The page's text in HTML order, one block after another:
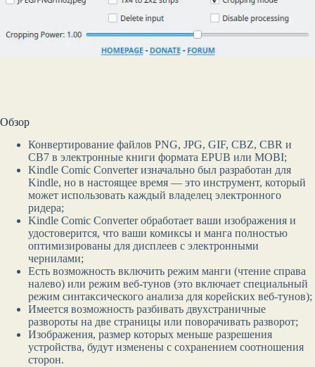
Обзор
Конвертирование файлов PNG, JPG, GIF, CBZ, CBR и
CB7 в электронные книги формата EPUB или MOBI;
Kindle Comic Converter изначально был разработан для
Kindle, но в настоящее время — это инструмент, который
может использовать каждый владелец электронного
ридера;
Kindle Comic Converter обработает ваши изображения и
удостоверится, что ваши комиксы и манга полностью
оптимизированы для дисплеев с электронными
чернилами;
Есть возможность включить режим манги (чтение справа
налево) или режим веб-тунов (это включает специальный
режим синтаксического анализа для корейских веб-тунов);
Имеется возможность разбивать двухстраничные
развороты на две страницы или поворачивать разворот;
Изображения, размер которых меньше разрешения
устройства, будут изменены с сохранением соотношения
сторон.